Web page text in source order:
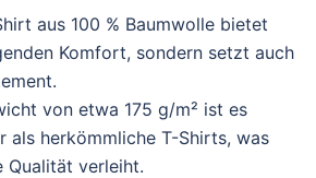
aus 100 % Baumwolle bietet
Komfort, sondern setzt auch
von etwa 175 g/m² ist es
als herkömmliche T-Shirts, was
Qualität verleiht.